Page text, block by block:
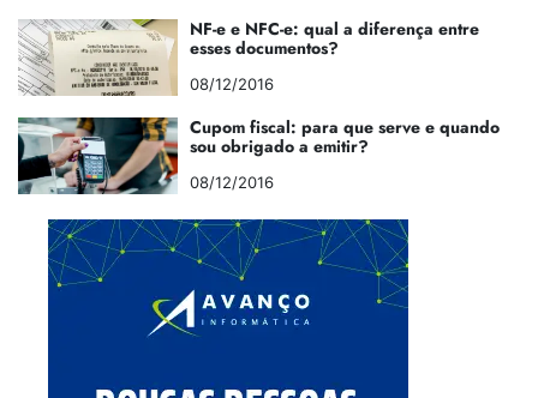
NF-e e NFC-e: qual a diferença entre
esses documentos?
08/12/2016
Cupom fiscal: para que serve e quando
sou obrigado a emitir?
08/12/2016